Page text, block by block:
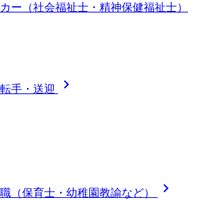
ー（社会福祉士・精神保健福祉士）
手・送迎 
（保育士・幼稚園教諭など） 